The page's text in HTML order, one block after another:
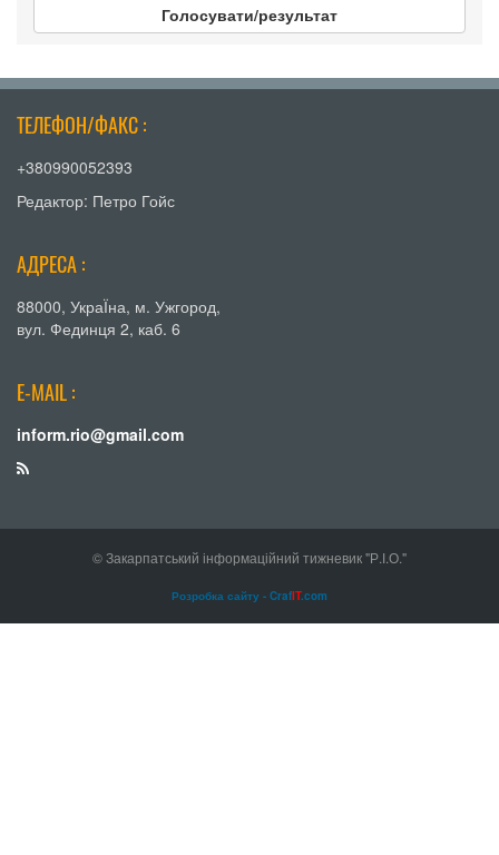
Голосувати/результат
ТЕЛЕФОН/ФАКС :
+380990052393
Редактор: Петро Гойс
АДРЕСА :
88000, УкраЇна, м. Ужгород,
вул. Фединця 2, каб. 6
E-MAIL :
inform.rio@gmail.com
© Закарпатський інформаційний тижневик "Р.І.О."
Розробка сайту - CrafIT.com